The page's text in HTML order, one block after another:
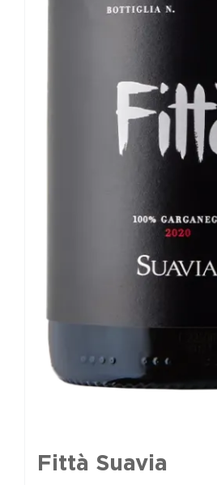
Fittà Suavia